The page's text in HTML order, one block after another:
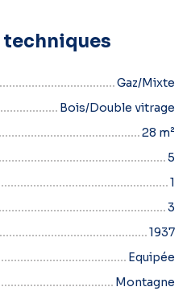
techniques
Gaz/Mixte
Bois/Double vitrage
28 m²
5
1
3
1937
Equipée
Montagne